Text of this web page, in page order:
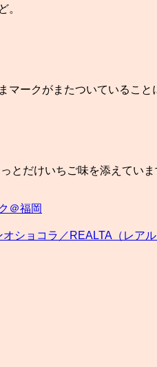
。
マークがまたついているこ
とだけいちご味を添えていま
＠福岡
ショコラ／REALTA（レア